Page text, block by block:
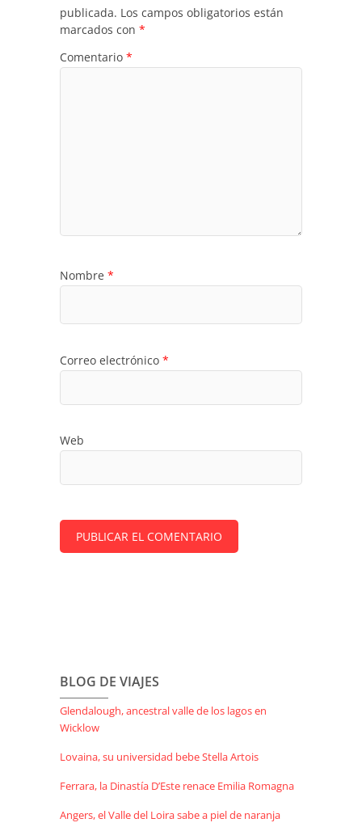
publicada. Los campos obligatorios están
marcados con *
Comentario *
Nombre *
Correo electrónico *
Web
BLOG DE VIAJES
Glendalough, ancestral valle de los lagos en
Wicklow
Lovaina, su universidad bebe Stella Artois
Ferrara, la Dinastía D’Este renace Emilia Romagna
Angers, el Valle del Loira sabe a piel de naranja